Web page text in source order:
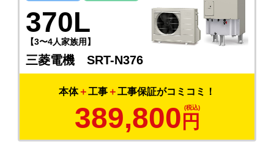
370L
【3〜4人家族用】
三菱電機 SRT-N376
本体＋工事 ＋工事保証がコミコミ！
389,800 円